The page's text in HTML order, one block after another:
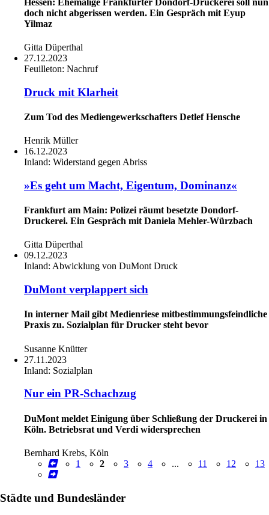
doch nicht abgerissen werden. Ein Gespräch mit Eyup
Yilmaz
Gitta Düperthal
27.12.2023
Feuilleton: Nachruf
Druck mit Klarheit
Zum Tod des Mediengewerkschafters Detlef Hensche
Henrik Müller
16.12.2023
Inland: Widerstand gegen Abriss
»Es geht um Macht, Eigentum, Dominanz«
Frankfurt am Main: Polizei räumt besetzte Dondorf-
Druckerei. Ein Gespräch mit Daniela Mehler-Würzbach
Gitta Düperthal
09.12.2023
Inland: Abwicklung von DuMont Druck
DuMont verplappert sich
In interner Mail gibt Medienriese mitbestimmungsfeindliche
Praxis zu. Sozialplan für Drucker steht bevor
Susanne Knütter
27.11.2023
Inland: Sozialplan
Nur ein PR-Schachzug
DuMont meldet Einigung über Schließung der Druckerei in
Köln. Betriebsrat und Verdi widersprechen
Bernhard Krebs, Köln
1
2 3 4 ... 11 12 13
Städte und Bundesländer